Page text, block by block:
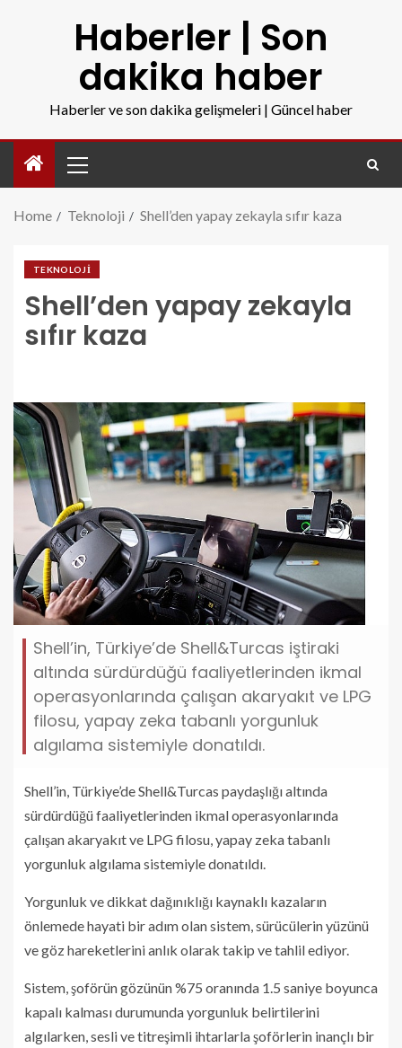
Haberler | Son
dakika haber
Haberler ve son dakika gelişmeleri | Güncel haber
Home Teknoloji Shell’den yapay zekayla sıfır kaza
TEKNOLOJI
Shell’den yapay zekayla
sıfır kaza
Shell’in, Türkiye’de Shell&Turcas iştiraki
altında sürdürdüğü faaliyetlerinden ikmal
operasyonlarında çalışan akaryakıt ve LPG
filosu, yapay zeka tabanlı yorgunluk
algılama sistemiyle donatıldı.
Shell’in, Türkiye’de Shell&Turcas paydaşlığı altında
sürdürdüğü faaliyetlerinden ikmal operasyonlarında
çalışan akaryakıt ve LPG filosu, yapay zeka tabanlı
yorgunluk algılama sistemiyle donatıldı.
Yorgunluk ve dikkat dağınıklığı kaynaklı kazaların
önlemede hayati bir adım olan sistem, sürücülerin yüzünü
ve göz hareketlerini anlık olarak takip ve tahlil ediyor.
Sistem, şoförün gözünün %75 oranında 1.5 saniye boyunca
kapalı kalması durumunda yorgunluk belirtilerini
algılarken, sesli ve titreşimli ihtarlarla şoförlerin inançlı bir